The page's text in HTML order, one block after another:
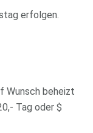
erfolgen.
Wunsch beheizt
Tag oder $